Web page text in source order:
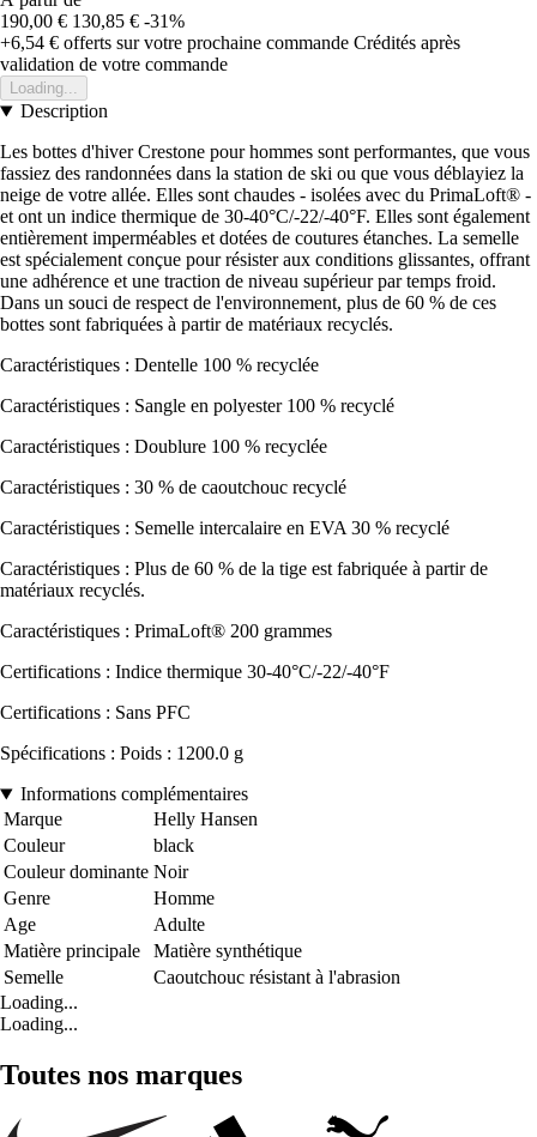
190,00 € 130,85 € -31%
+6,54 € offerts sur votre prochaine commande Crédités après
validation de votre commande
Loading...
Description
Les bottes d'hiver Crestone pour hommes sont performantes, que vous
fassiez des randonnées dans la station de ski ou que vous déblayiez la
neige de votre allée. Elles sont chaudes - isolées avec du PrimaLoft® -
et ont un indice thermique de 30-40°C/-22/-40°F. Elles sont également
entièrement imperméables et dotées de coutures étanches. La semelle
est spécialement conçue pour résister aux conditions glissantes, offrant
une adhérence et une traction de niveau supérieur par temps froid.
Dans un souci de respect de l'environnement, plus de 60 % de ces
bottes sont fabriquées à partir de matériaux recyclés.
Caractéristiques : Dentelle 100 % recyclée
Caractéristiques : Sangle en polyester 100 % recyclé
Caractéristiques : Doublure 100 % recyclée
Caractéristiques : 30 % de caoutchouc recyclé
Caractéristiques : Semelle intercalaire en EVA 30 % recyclé
Caractéristiques : Plus de 60 % de la tige est fabriquée à partir de
matériaux recyclés.
Caractéristiques : PrimaLoft® 200 grammes
Certifications : Indice thermique 30-40°C/-22/-40°F
Certifications : Sans PFC
Spécifications : Poids : 1200.0 g
Informations complémentaires
Marque
Helly Hansen
Couleur
black
Couleur dominante Noir
Genre
Homme
Age
Adulte
Matière principale
Matière synthétique
Semelle
Caoutchouc résistant à l'abrasion
Loading...
Loading...
Toutes nos marques